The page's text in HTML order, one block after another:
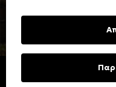
Συχνές Ερωτήσεις
Φροντίδα Ρούχων